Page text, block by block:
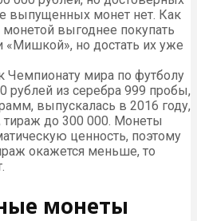
выпущенных монет нет. Как
монетой выгоднее покупать
«Мишкой», но достать их уже
Чемпионату мира по футболу
рублей из серебра 999 пробы,
выпускалась в 2016 году,
тираж до 300 000. Монеты
ценность, поэтому
окажется меньше, то
монеты